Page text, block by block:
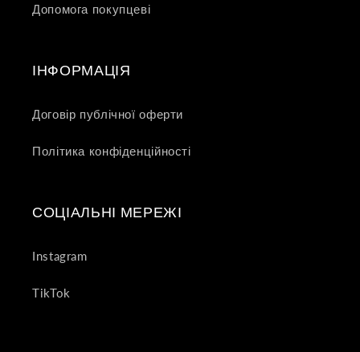
Допомога покупцеві
ІНФОРМАЦІЯ
Договір публічної оферти
Політика конфіденційності
СОЦІАЛЬНІ МЕРЕЖІ
Instagram
TikTok